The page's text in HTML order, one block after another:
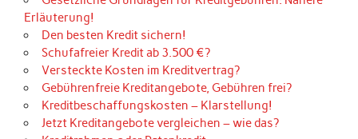
Erläuterung!
Den besten Kredit sichern!
Schufafreier Kredit ab 3.500 €?
Versteckte Kosten im Kreditvertrag?
Gebührenfreie Kreditangebote, Gebühren frei?
Kreditbeschaffungskosten – Klarstellung!
Jetzt Kreditangebote vergleichen – wie das?